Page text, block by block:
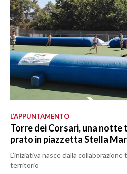
L’APPUNTAMENTO
Torre dei Corsari, una notte
prato in piazzetta Stella
L’iniziativa nasce dalla
territorio